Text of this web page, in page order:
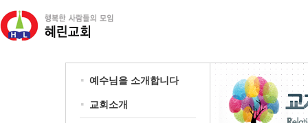
예수님을 소개합니다
교회소개